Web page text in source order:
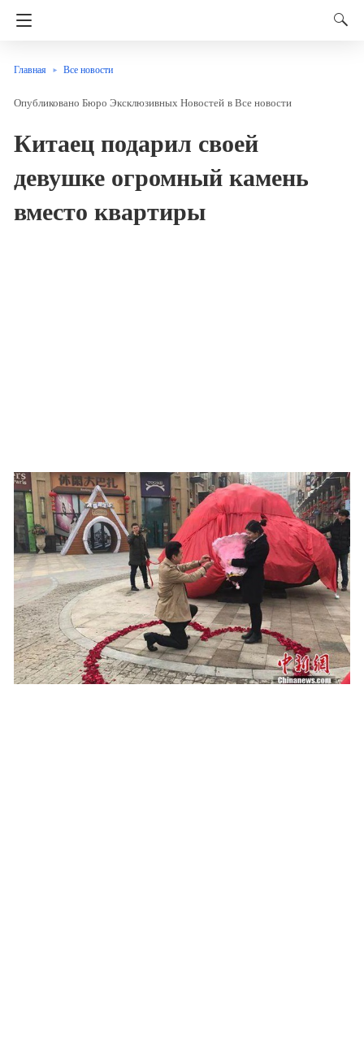
Главная Все новости
Бюро Эксклюзивных Новостей в Все новости
Китаец подарил своей
девушке огромный камень
вместо квартиры